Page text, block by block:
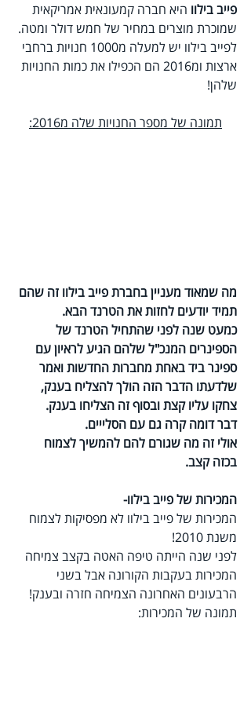
פייב בילוו היא חברה קמעונאית אמריקאית
שמוכרת מוצרים במחיר של חמש דולר ומטה.
לפייב בילוו יש למעלה מ1000 חנויות ברחבי
ארצות ומ2016 הם הכפילו את כמות החנויות
שלהן!
תמונה של מספר החנויות שלה מ2016:
מה שמאוד מעניין בחברת פייב בילוו זה שהם
תמיד יודעים לחזות את הטרנד הבא.
כמעט שנה לפני שהתחיל הטרנד של
הספינרים המנכ"ל שלהם הגיע לראיון עם
ספינר ביד באחת מחברות החדשות ואמר
שלדעתו הדבר הזה הולך להצליח בענק,
צחקו עליו קצת ובסוף זה הצליחו בענק.
דבר דומה קרה גם עם הסלייים.
אולי זה מה שגורם להם להמשיך לצמוח
בכזה קצב.
המכירות של פייב בילוו-
המכירות של פייב בילוו לא מפסיקות לצמוח
משנת 2010!
לפני שנה הייתה טיפה האטה בקצב צמיחה
המכירות בעקבות הקורונה אבל בשני
הרבעונים האחרונה הצמיחה חזרה ובענק!
תמונה של המכירות: